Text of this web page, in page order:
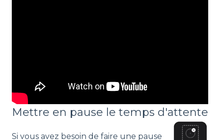
Mettre en pause le temps d'attente
Si vous avez besoin de faire une pause